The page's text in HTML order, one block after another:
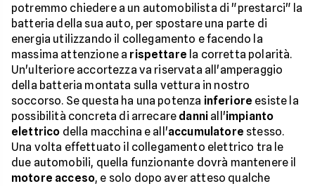
potremmo chiedere a un automobilista di "prestarci" la
batteria della sua auto, per spostare una parte di
energia utilizzando il collegamento e facendo la
massima attenzione a rispettare la corretta polarità.
Un'ulteriore accortezza va riservata all'amperaggio
della batteria montata sulla vettura in nostro
soccorso. Se questa ha una potenza inferiore esiste la
possibilità concreta di arrecare danni all'impianto
elettrico della macchina e all'accumulatore stesso.
Una volta effettuato il collegamento elettrico tra le
due automobili, quella funzionante dovrà mantenere il
motore acceso, e solo dopo aver atteso qualche